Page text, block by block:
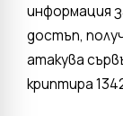
информация
достъп,
атакува
криптира